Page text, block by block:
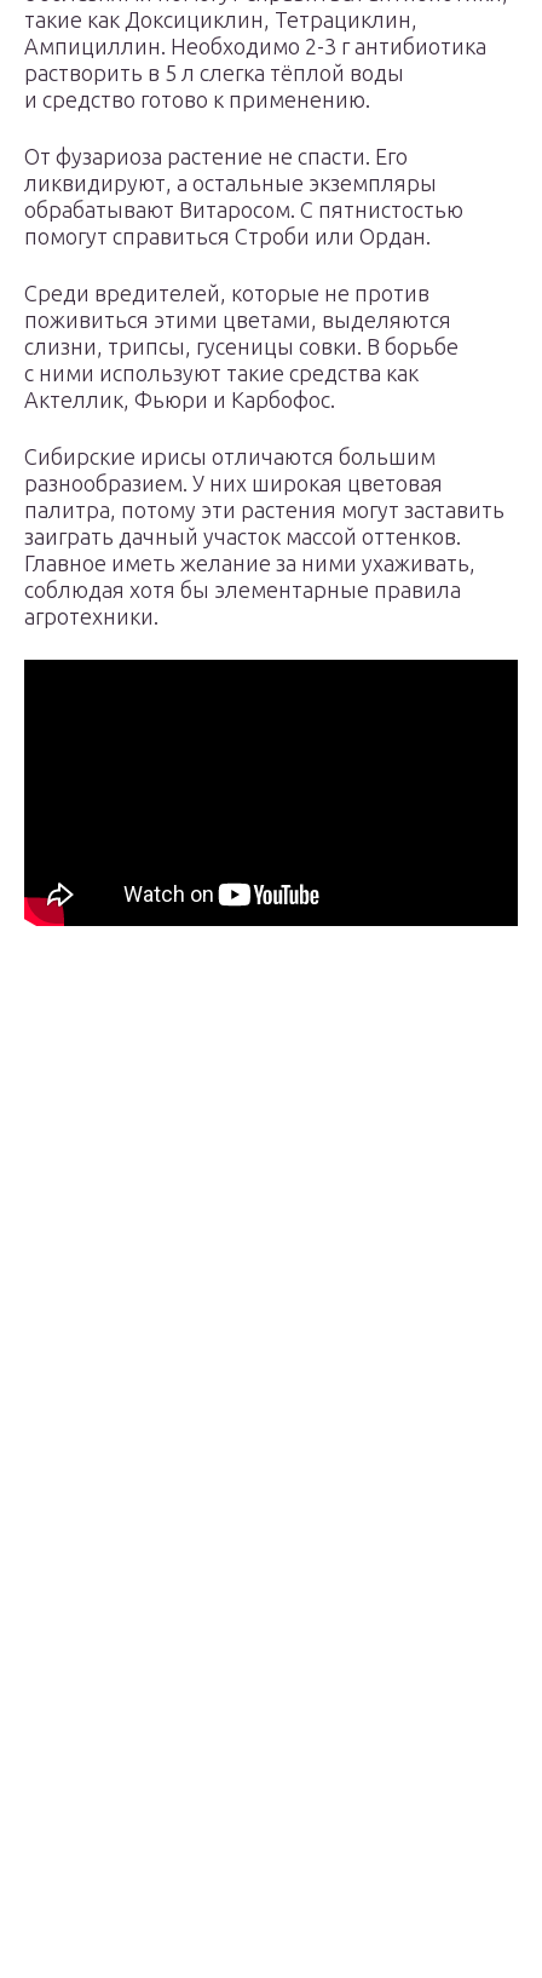
такие как Доксициклин, Тетрациклин,
Ампициллин. Необходимо 2-3 г антибиотика
растворить в 5 л слегка тёплой воды
и средство готово к применению.
От фузариоза растение не спасти. Его
ликвидируют, а остальные экземпляры
обрабатывают Витаросом. С пятнистостью
помогут справиться Строби или Ордан.
Среди вредителей, которые не против
поживиться этими цветами, выделяются
слизни, трипсы, гусеницы совки. В борьбе
с ними используют такие средства как
Актеллик, Фьюри и Карбофос.
Сибирские ирисы отличаются большим
разнообразием. У них широкая цветовая
палитра, потому эти растения могут заставить
заиграть дачный участок массой оттенков.
Главное иметь желание за ними ухаживать,
соблюдая хотя бы элементарные правила
агротехники.